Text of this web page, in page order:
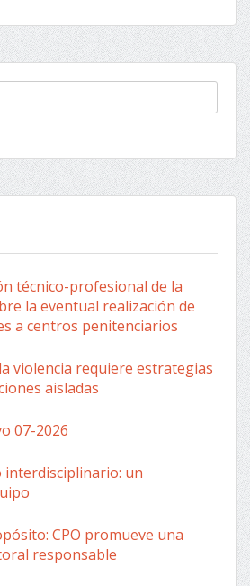
técnico-profesional de la
la eventual realización de
a centros penitenciarios
violencia requiere estrategias
aisladas
07-2026
interdisciplinario: un
CPO promueve una
responsable